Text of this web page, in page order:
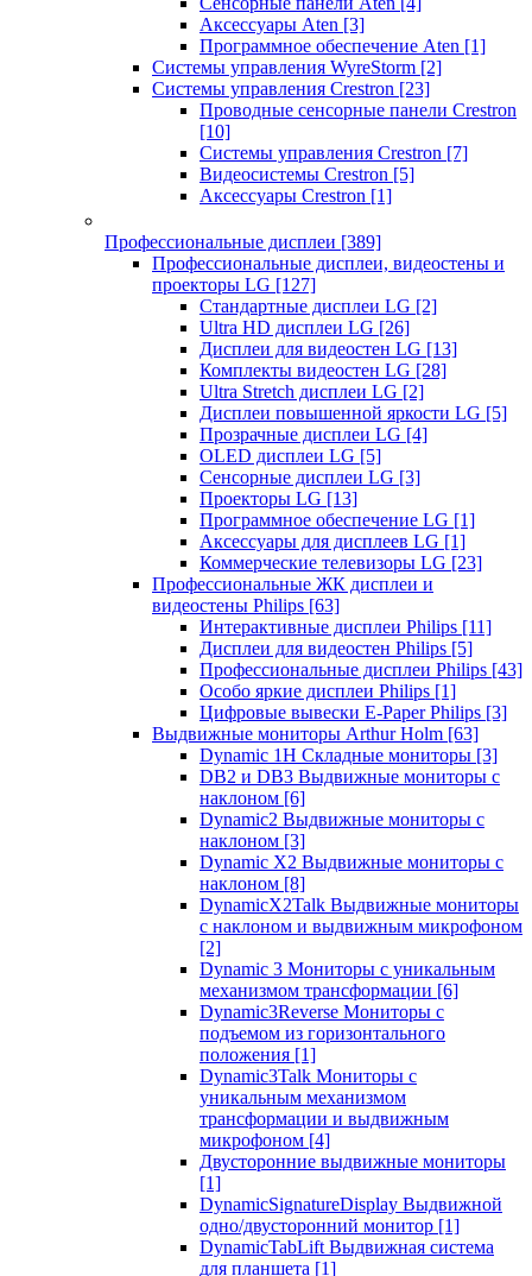
Аксессуары Aten [3]
Программное обеспечение Aten [1]
Системы управления WyreStorm [2]
Системы управления Crestron [23]
Проводные сенсорные панели Crestron
[10]
Системы управления Crestron [7]
Видеосистемы Crestron [5]
Аксессуары Crestron [1]
Профессиональные дисплеи [389]
Профессиональные дисплеи, видеостены и
проекторы LG [127]
Стандартные дисплеи LG [2]
Ultra HD дисплеи LG [26]
Дисплеи для видеостен LG [13]
Комплекты видеостен LG [28]
Ultra Stretch дисплеи LG [2]
Дисплеи повышенной яркости LG [5]
Прозрачные дисплеи LG [4]
OLED дисплеи LG [5]
Сенсорные дисплеи LG [3]
Проекторы LG [13]
Программное обеспечение LG [1]
Аксессуары для дисплеев LG [1]
Коммерческие телевизоры LG [23]
Профессиональные ЖК дисплеи и
видеостены Philips [63]
Интерактивные дисплеи Philips [11]
Дисплеи для видеостен Philips [5]
Профессиональные дисплеи Philips [43]
Особо яркие дисплеи Philips [1]
Цифровые вывески E-Paper Philips [3]
Выдвижные мониторы Arthur Holm [63]
Dynamic 1Н Складные мониторы [3]
DB2 и DB3 Выдвижные мониторы с
наклоном [6]
Dynamic2 Выдвижные мониторы с
наклоном [3]
Dynamic X2 Выдвижные мониторы с
наклоном [8]
DynamicX2Talk Выдвижные мониторы
с наклоном и выдвижным микрофоном
[2]
Dynamic 3 Мониторы с уникальным
механизмом трансформации [6]
Dynamic3Reverse Мониторы с
подъемом из горизонтального
положения [1]
Dynamic3Talk Мониторы с
уникальным механизмом
трансформации и выдвижным
микрофоном [4]
Двусторонние выдвижные мониторы
[1]
DynamicSignatureDisplay Выдвижной
одно/двусторонний монитор [1]
DynamicTabLift Выдвижная система
для планшета [1]